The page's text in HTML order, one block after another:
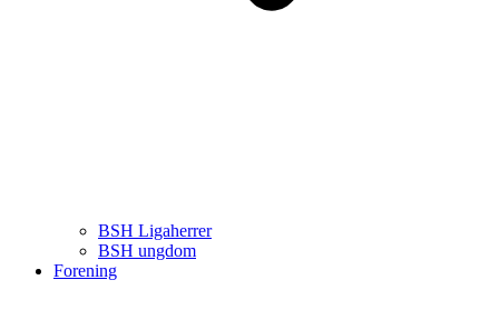
BSH Ligaherrer
BSH ungdom
Forening